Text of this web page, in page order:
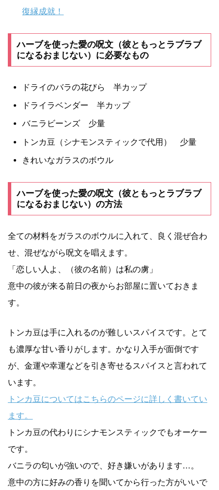
復縁成就！
ハーブを使った愛の呪文（彼ともっとラブラブ
になるおまじない）に必要なもの
ドライのバラの花びら 半カップ
ドライラベンダー 半カップ
バニラビーンズ 少量
トンカ豆（シナモンスティックで代用） 少量
きれいなガラスのボウル
ハーブを使った愛の呪文（彼ともっとラブラブ
になるおまじない）の方法
全ての材料をガラスのボウルに入れて、良く混ぜ合わ
せ、混ぜながら呪文を唱えます。
「恋しい人よ、（彼の名前）は私の虜」
意中の彼が来る前日の夜からお部屋に置いておきま
す。
トンカ豆は手に入れるのが難しいスパイスです。とて
も濃厚な甘い香りがします。かなり入手が面倒です
が、金運や幸運などを引き寄せるスパイスと言われて
います。
トンカ豆についてはこちらのページに詳しく書いてい
ます。
トンカ豆の代わりにシナモンスティックでもオーケー
です。
バニラの匂いが強いので、好き嫌いがあります…。
意中の方に好みの香りを聞いてから行った方がいいで